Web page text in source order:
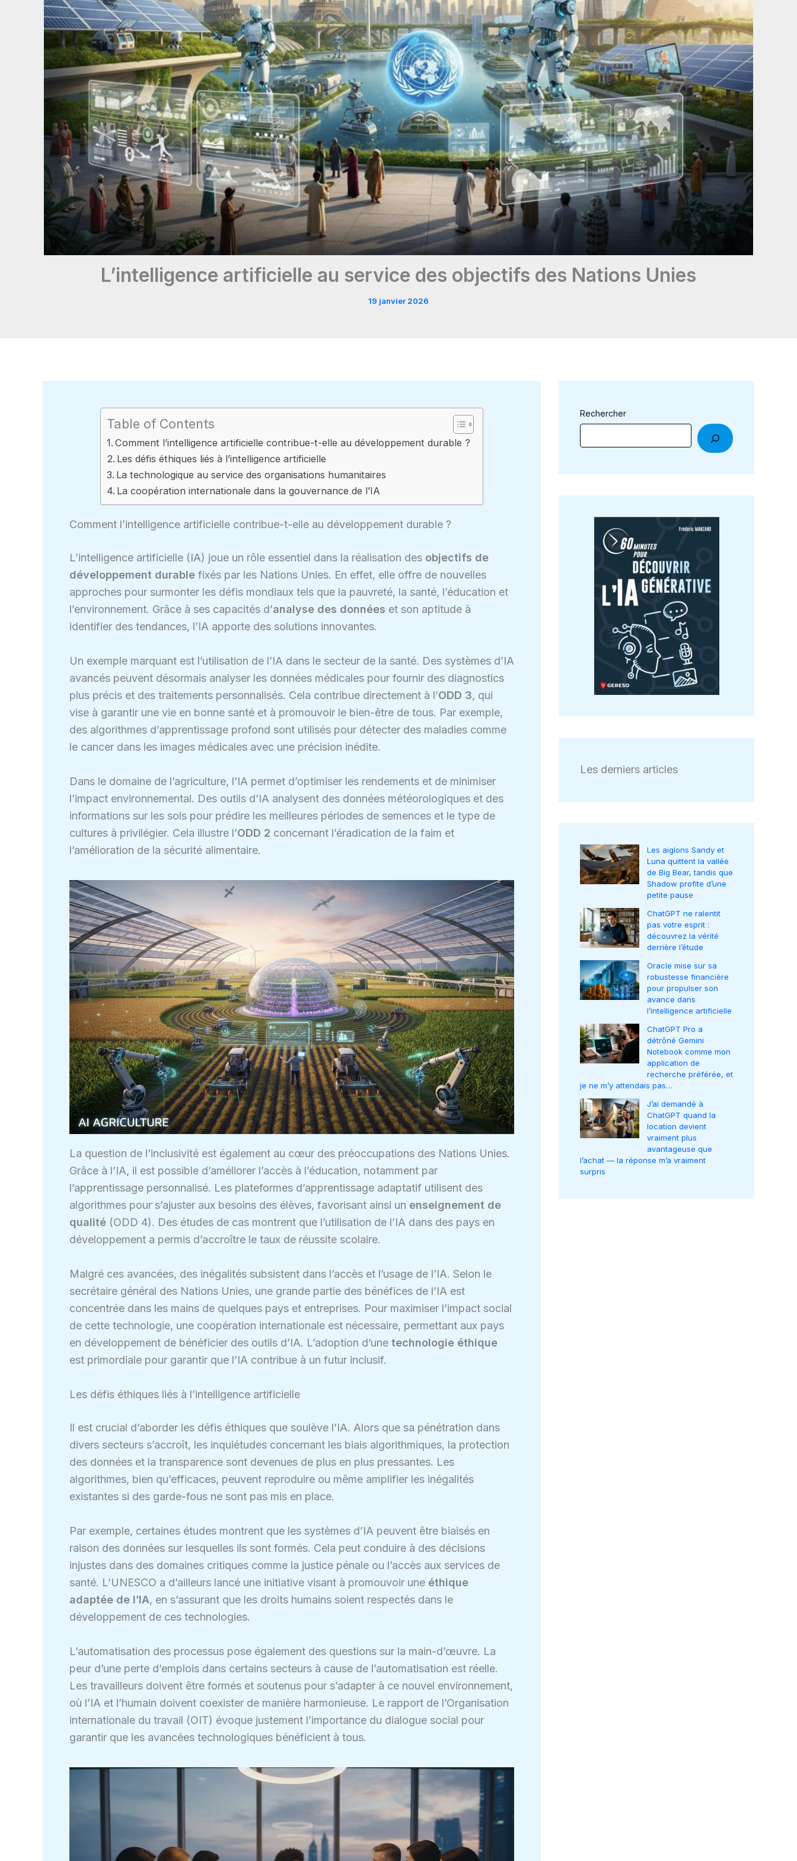
L’intelligence artificielle au service des objectifs des Nations Unies
19 janvier 2026
Table of Contents
Comment l’intelligence artificielle contribue-t-elle au développement durable ?
Les défis éthiques liés à l’intelligence artificielle
La technologique au service des organisations humanitaires
La coopération internationale dans la gouvernance de l’IA
Comment l’intelligence artificielle contribue-t-elle au développement durable ?
L’intelligence artificielle (IA) joue un rôle essentiel dans la réalisation des objectifs de
développement durable fixés par les Nations Unies. En effet, elle offre de nouvelles
approches pour surmonter les défis mondiaux tels que la pauvreté, la santé, l’éducation et
l’environnement. Grâce à ses capacités d’analyse des données et son aptitude à
identifier des tendances, l’IA apporte des solutions innovantes.
Un exemple marquant est l’utilisation de l’IA dans le secteur de la santé. Des systèmes d’IA
avancés peuvent désormais analyser les données médicales pour fournir des diagnostics
plus précis et des traitements personnalisés. Cela contribue directement à l’ODD 3, qui
vise à garantir une vie en bonne santé et à promouvoir le bien-être de tous. Par exemple,
des algorithmes d’apprentissage profond sont utilisés pour détecter des maladies comme
le cancer dans les images médicales avec une précision inédite.
Dans le domaine de l’agriculture, l’IA permet d’optimiser les rendements et de minimiser
l’impact environnemental. Des outils d’IA analysent des données météorologiques et des
informations sur les sols pour prédire les meilleures périodes de semences et le type de
cultures à privilégier. Cela illustre l’ODD 2 concernant l’éradication de la faim et
l’amélioration de la sécurité alimentaire.
La question de l’inclusivité est également au cœur des préoccupations des Nations Unies.
Grâce à l’IA, il est possible d’améliorer l’accès à l’éducation, notamment par
l’apprentissage personnalisé. Les plateformes d’apprentissage adaptatif utilisent des
algorithmes pour s’ajuster aux besoins des élèves, favorisant ainsi un enseignement de
qualité (ODD 4). Des études de cas montrent que l’utilisation de l’IA dans des pays en
développement a permis d’accroître le taux de réussite scolaire.
Malgré ces avancées, des inégalités subsistent dans l’accès et l’usage de l’IA. Selon le
secrétaire général des Nations Unies, une grande partie des bénéfices de l’IA est
concentrée dans les mains de quelques pays et entreprises. Pour maximiser l’impact social
de cette technologie, une coopération internationale est nécessaire, permettant aux pays
en développement de bénéficier des outils d’IA. L’adoption d’une technologie éthique
est primordiale pour garantir que l’IA contribue à un futur inclusif.
Les défis éthiques liés à l’intelligence artificielle
Il est crucial d’aborder les défis éthiques que soulève l’IA. Alors que sa pénétration dans
divers secteurs s’accroît, les inquiétudes concernant les biais algorithmiques, la protection
des données et la transparence sont devenues de plus en plus pressantes. Les
algorithmes, bien qu’efficaces, peuvent reproduire ou même amplifier les inégalités
existantes si des garde-fous ne sont pas mis en place.
Par exemple, certaines études montrent que les systèmes d’IA peuvent être biaisés en
raison des données sur lesquelles ils sont formés. Cela peut conduire à des décisions
injustes dans des domaines critiques comme la justice pénale ou l’accès aux services de
santé. L’UNESCO a d’ailleurs lancé une initiative visant à promouvoir une éthique
adaptée de l’IA, en s’assurant que les droits humains soient respectés dans le
développement de ces technologies.
L’automatisation des processus pose également des questions sur la main-d’œuvre. La
peur d’une perte d’emplois dans certains secteurs à cause de l’automatisation est réelle.
Les travailleurs doivent être formés et soutenus pour s’adapter à ce nouvel environnement,
où l’IA et l’humain doivent coexister de manière harmonieuse. Le rapport de l’Organisation
internationale du travail (OIT) évoque justement l’importance du dialogue social pour
garantir que les avancées technologiques bénéficient à tous.
Rechercher
Les derniers articles
Les aiglons Sandy et
Luna quittent la vallée
de Big Bear, tandis que
Shadow profite d’une
petite pause
ChatGPT ne ralentit
pas votre esprit :
découvrez la vérité
derrière l’étude
Oracle mise sur sa
robustesse financière
pour propulser son
avance dans
l’intelligence artificielle
ChatGPT Pro a
détrôné Gemini
Notebook comme mon
application de
recherche préférée, et
je ne m’y attendais pas…
J’ai demandé à
ChatGPT quand la
location devient
vraiment plus
avantageuse que
l’achat — la réponse m’a vraiment
surpris